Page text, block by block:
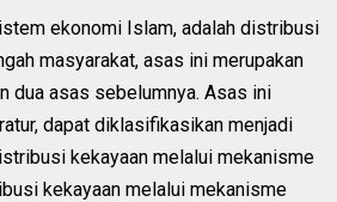
ekonomi Islam, adalah distribusi
masyarakat, asas ini merupakan
dua asas sebelumnya. Asas ini
dapat diklasifikasikan menjadi
kekayaan melalui mekanisme
kekayaan melalui mekanisme